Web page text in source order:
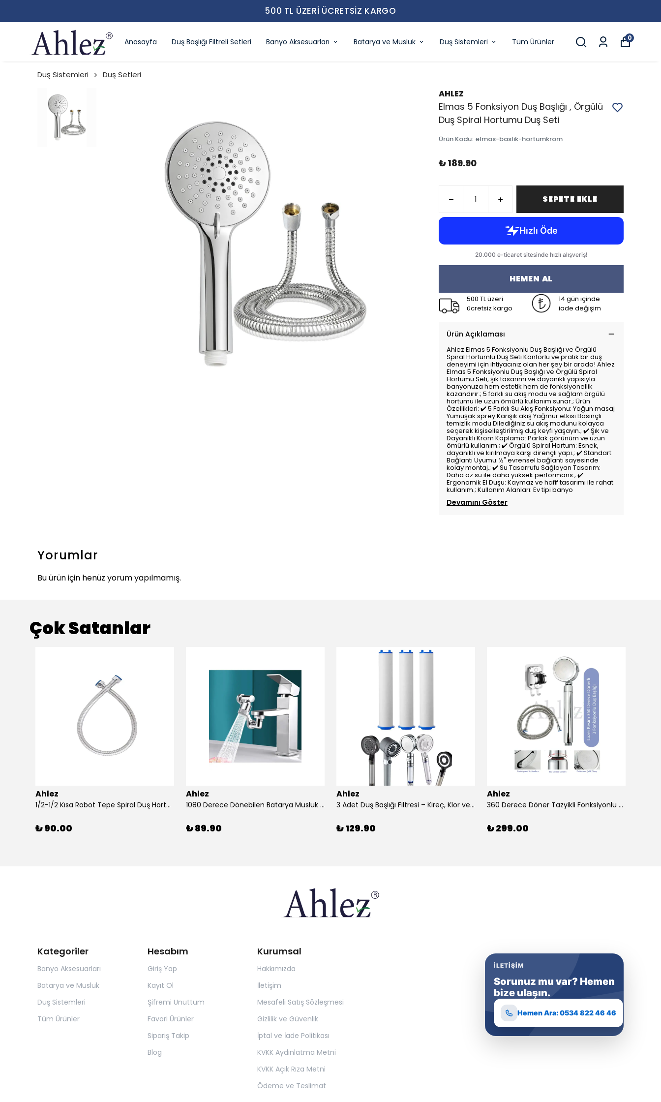
500 TL ÜZERI ÜCRETSIZ KARGO
Anasayfa Duş Başlığı Filtreli Setleri Banyo Aksesuarları Batarya ve Musluk Duş Sistemleri Tüm Ürünler 0
Duş Sistemleri Duş Setleri
AHLEZ
Elmas 5 Fonksiyon Duş Başlığı , Örgülü
Duş Spiral Hortumu Duş Seti
Ürün Kodu: elmas-baslik-hortumkrom
₺ 189.90
SEPETE EKLE
HEMEN AL
500 TL üzeri
ücretsiz kargo
14 gün içinde
iade değişim
Ürün Açıklaması
Ahlez Elmas 5 Fonksiyonlu Duş Başlığı ve Örgülü
Spiral Hortumlu Duş Seti Konforlu ve pratik bir duş
deneyimi için ihtiyacınız olan her şey bir arada! Ahlez
Elmas 5 Fonksiyonlu Duş Başlığı ve Örgülü Spiral
Hortumu Seti, şık tasarımı ve dayanıklı yapısıyla
banyonuza hem estetik hem de fonksiyonellik
kazandırır.; 5 farklı su akış modu ve sağlam örgülü
hortumu ile uzun ömürlü kullanım sunar.; Ürün
Özellikleri: ✔️ 5 Farklı Su Akış Fonksiyonu: Yoğun masaj
Yumuşak sprey Karışık akış Yağmur etkisi Basınçlı
temizlik modu Dilediğiniz su akış modunu kolayca
seçerek kişiselleştirilmiş duş keyfi yaşayın.; ✔️ Şık ve
Dayanıklı Krom Kaplama: Parlak görünüm ve uzun
ömürlü kullanım.; ✔️ Örgülü Spiral Hortum: Esnek,
dayanıklı ve kırılmaya karşı dirençli yapı.; ✔️ Standart
Bağlantı Uyumu: ½" evrensel bağlantı sayesinde
kolay montaj.; ✔️ Su Tasarrufu Sağlayan Tasarım:
Daha az su ile daha yüksek performans.; ✔️
Ergonomik El Duşu: Kaymaz ve hafif tasarımı ile rahat
kullanım.; Kullanım Alanları: Ev tipi banyo
Devamını Göster
Yorumlar
Bu ürün için henüz yorum yapılmamış.
Çok Satanlar
Ahlez
1/2-1/2 Kısa Robot Tepe Spiral Duş Hortumu 60cm
₺ 90.00
Ahlez
1080 Derece Dönebilen Batarya Musluk Başlığı Krom Batarya 2 Fonksiyonlu Musluk Başlığı
₺ 89.90
Ahlez
3 Adet Duş Başlığı Filtresi – Kireç, Klor ve Pas Önleyici Yedek Filtre Seti
₺ 129.90
Ahlez
360 Derece Döner Tazyikli Fonksiyonlu Duş Başlığı Yapışkan Mafsallı Duş Sistemi
₺ 299.00
Kategoriler
Banyo Aksesuarları
Batarya ve Musluk
Duş Sistemleri
Tüm Ürünler
Hesabım
Giriş Yap
Kayıt Ol
Şifremi Unuttum
Favori Ürünler
Sipariş Takip
Blog
Kurumsal
Hakkımızda
İletişim
Mesafeli Satış Sözleşmesi
Gizlilik ve Güvenlik
İptal ve İade Politikası
KVKK Aydınlatma Metni
KVKK Açık Rıza Metni
Ödeme ve Teslimat
İLETIŞIM
Sorunuz mu var? Hemen
bize ulaşın.
Hemen Ara: 0534 822 46 46